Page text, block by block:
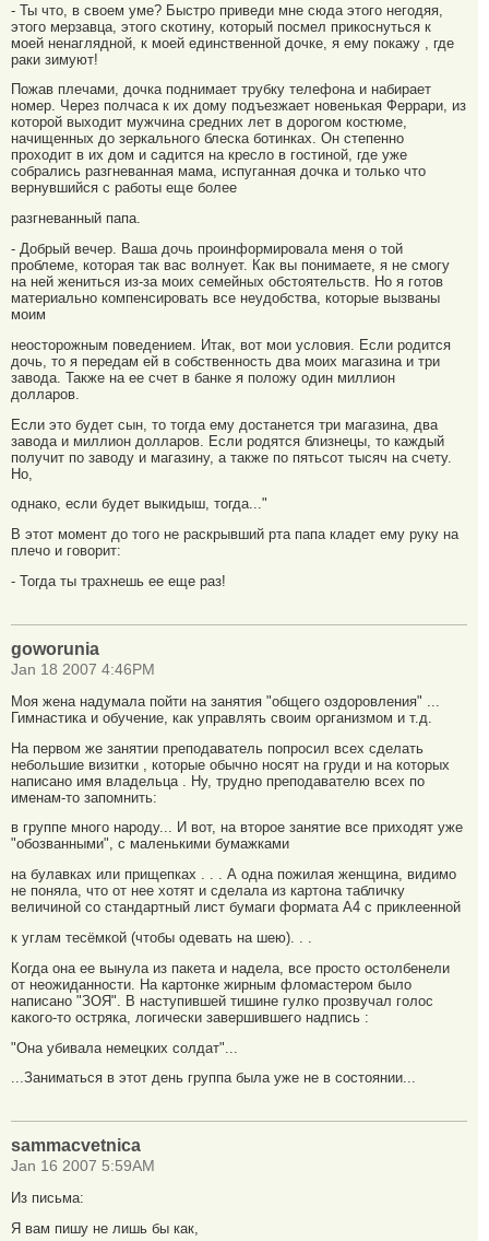
- Ты что, в своем уме? Быстро приведи мне сюда этого негодяя,
этого мерзавца, этого скотину, который посмел прикоснуться к
моей ненаглядной, к моей единственной дочке, я ему покажу , где
раки зимуют!
Пожав плечами, дочка поднимает трубку телефона и набирает
номер. Через полчаса к их дому подъезжает новенькая Феррари, из
которой выходит мужчина средних лет в дорогом костюме,
начищенных до зеркального блеска ботинках. Он степенно
проходит в их дом и садится на кресло в гостиной, где уже
собрались разгневанная мама, испуганная дочка и только что
вернувшийся с работы еще более
разгневанный папа.
- Добрый вечер. Ваша дочь проинформировала меня о той
проблеме, которая так вас волнует. Как вы понимаете, я не смогу
на ней жениться из-за моих семейных обстоятельств. Но я готов
материально компенсировать все неудобства, которые вызваны
моим
неосторожным поведением. Итак, вот мои условия. Если родится
дочь, то я передам ей в собственность два моих магазина и три
завода. Также на ее счет в банке я положу один миллион
долларов.
Если это будет сын, то тогда ему достанется три магазина, два
завода и миллион долларов. Если родятся близнецы, то каждый
получит по заводу и магазину, а также по пятьсот тысяч на счету.
Но,
однако, если будет выкидыш, тогда..."
В этот момент до того не раскрывший рта папа кладет ему руку на
плечо и говорит:
- Тогда ты трахнешь ее еще раз!
goworunia
Jan 18 2007 4:46PM
Моя жена надумала пойти на занятия "общего оздоровления" ...
Гимнастика и обучение, как управлять своим организмом и т.д.
Hа первом же занятии преподаватель попросил всех сделать
небольшие визитки , которые обычно носят на груди и на которых
написано имя владельца . Hу, трудно преподавателю всех по
именам-то запомнить:
в группе много народу... И вот, на второе занятие все приходят уже
"обозванными", с маленькими бумажками
на булавках или прищепках . . . А одна пожилая женщина, видимо
не поняла, что от нее хотят и сделала из картона табличку
величиной со стандартный лист бумаги формата А4 с приклеенной
к углам тесёмкой (чтобы одевать на шею). . .
Когда она ее вынула из пакета и надела, все просто остолбенели
от неожиданности. Hа картонке жирным фломастером было
написано "ЗОЯ". В наступившей тишине гулко прозвучал голос
какого-то остряка, логически завершившего надпись :
"Она убивала немецких солдат"...
...Заниматься в этот день группа была уже не в состоянии...
sammacvetnica
Jan 16 2007 5:59AM
Из письма:
Я вам пишу не лишь бы как,